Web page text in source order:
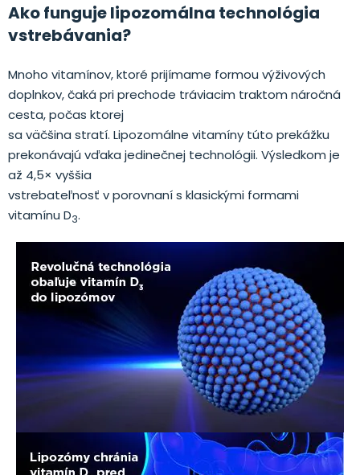
Ako funguje lipozomálna technológia
vstrebávania?
Mnoho vitamínov, ktoré prijímame formou výživových
doplnkov, čaká pri prechode tráviacim traktom náročná
cesta, počas ktorej
sa väčšina stratí. Lipozomálne vitamíny túto prekážku
prekonávajú vďaka jedinečnej technológii. Výsledkom je
až 4,5× vyššia
vstrebateľnosť v porovnaní s klasickými formami
vitamínu D3.